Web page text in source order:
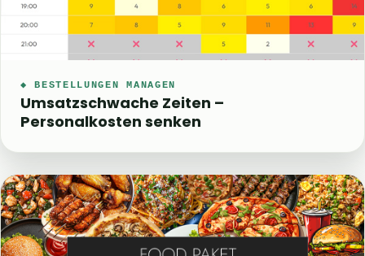
◆ BESTELLUNGEN MANAGEN
Umsatzschwache Zeiten –
Personalkosten senken